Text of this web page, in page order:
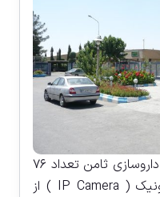
طى قرارداد بسته شده با شرکت داروسازى ثامن تعداد ۷۶
عدد دوربین تحت شبکه پاناسونیک ( IP Camera ) از